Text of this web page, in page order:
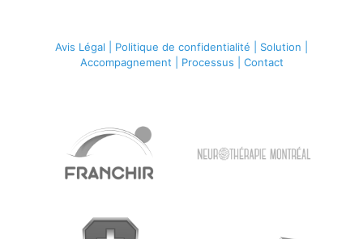
Avis Légal Politique de confidentialité Solution
Accompagnement
Processus Contact